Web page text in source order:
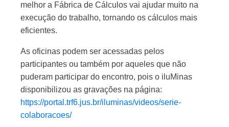
melhor a Fábrica de Cálculos vai ajudar muito na
execução do trabalho, tornando os cálculos mais
eficientes.
As oficinas podem ser acessadas pelos
participantes ou também por aqueles que não
puderam participar do encontro, pois o iluMinas
disponibilizou as gravações na página:
https://portal.trf6.jus.br/iluminas/videos/serie-
colaboracoes/